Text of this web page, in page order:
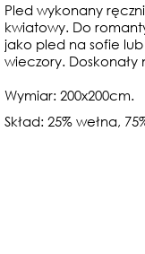
Pled wykonany
kwiatowy. Do
jako pled na sofie
wieczory.
Wymiar: 200x200cm.
Skład: 25% wełna,